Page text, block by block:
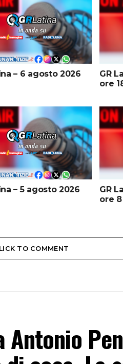
– 6 agosto 2026
GR
ore
– 5 agosto 2026
GR
ore 8
TO COMMENT